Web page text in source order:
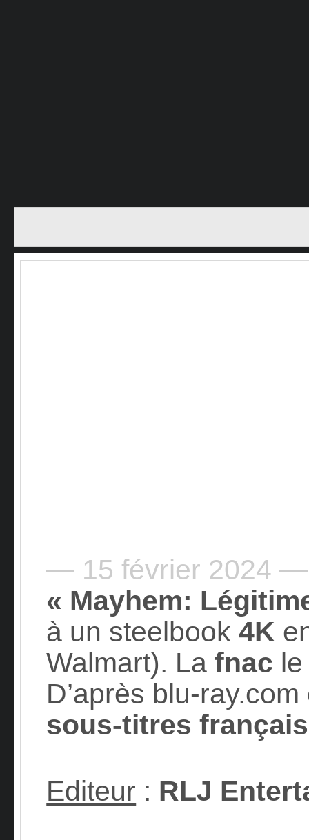
— 15 février 2024 —
« Mayhem:
à un steelbook4K
Walmart). Lafnac
D’après blu-
sous-titres français
Editeur : RLJ